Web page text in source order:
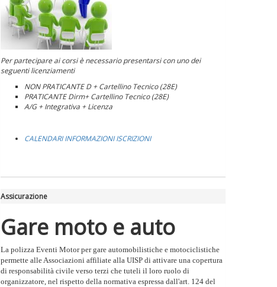
Per partecipare ai corsi è necessario presentarsi con uno dei
seguenti licenziamenti
NON PRATICANTE D + Cartellino Tecnico (28E)
PRATICANTE Dirm+ Cartellino Tecnico (28E)
A/G + Integrativa + Licenza
CALENDARI INFORMAZIONI ISCRIZIONI
Assicurazione
Gare moto e auto
La polizza Eventi Motor per gare automobilistiche e motociclistiche
permette alle Associazioni affiliate alla UISP di attivare una copertura
di responsabilità civile verso terzi che tuteli il loro ruolo di
organizzatore, nel rispetto della normativa espressa dall'art. 124 del